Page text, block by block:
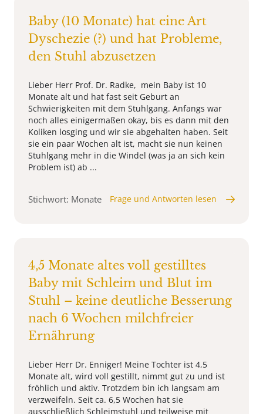
Baby (10 Monate) hat eine Art
Dyschezie (?) und hat Probleme,
den Stuhl abzusetzen
Lieber Herr Prof. Dr. Radke, mein Baby ist 10
Monate alt und hat fast seit Geburt an
Schwierigkeiten mit dem Stuhlgang. Anfangs war
noch alles einigermaßen okay, bis es dann mit den
Koliken losging und wir sie abgehalten haben. Seit
sie ein paar Wochen alt ist, macht sie nun keinen
Stuhlgang mehr in die Windel (was ja an sich kein
Problem ist) ab ...
Stichwort: Monate Frage und Antworten lesen
4,5 Monate altes voll gestilltes
Baby mit Schleim und Blut im
Stuhl – keine deutliche Besserung
nach 6 Wochen milchfreier
Ernährung
Lieber Herr Dr. Enniger! Meine Tochter ist 4,5
Monate alt, wird voll gestillt, nimmt gut zu und ist
fröhlich und aktiv. Trotzdem bin ich langsam am
verzweifeln. Seit ca. 6,5 Wochen hat sie
ausschließlich Schleimstuhl und teilweise mit